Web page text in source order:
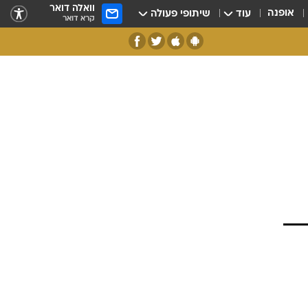
אופנה עוד שיתופי פעולה וואלה דואר
קרא דואר